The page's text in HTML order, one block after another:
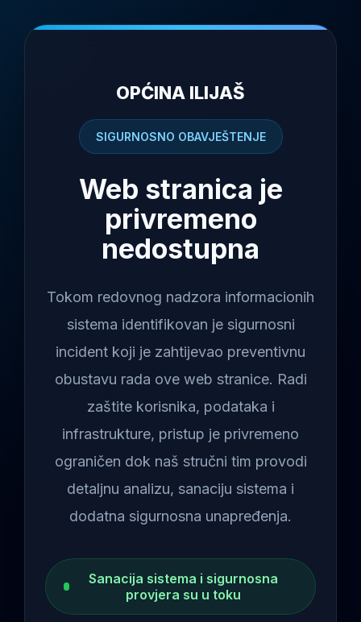
OPĆINA ILIJAŠ
SIGURNOSNO OBAVJEŠTENJE
Web stranica je
privremeno
nedostupna
Tokom redovnog nadzora informacionih
sistema identifikovan je sigurnosni
incident koji je zahtijevao preventivnu
obustavu rada ove web stranice. Radi
zaštite korisnika, podataka i
infrastrukture, pristup je privremeno
ograničen dok naš stručni tim provodi
detaljnu analizu, sanaciju sistema i
dodatna sigurnosna unapređenja.
Sanacija sistema i sigurnosna
provjera su u toku